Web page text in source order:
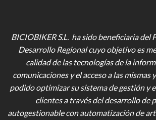
BICIOBIKER S.L. ha sido beneficiaria del
Desarrollo Regional cuyo objetivo es
calidad de las tecnologías de la
comunicaciones y el acceso a las mismas
podido optimizar su sistema de gestión y
clientes a través del desarrollo de
autogestionable con automatización de